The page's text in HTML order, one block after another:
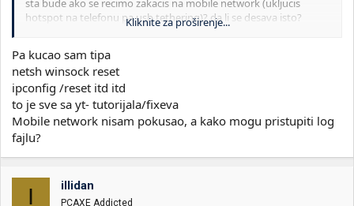
sta bude ako se recimo zakacis na mobile network (ukljucis
hotspot na telefonu pa usb tethering)? da li se desava isto?
pokrenes sta se desava, ima li neki error ili neski info u log fajlu?
Kliknite za proširenje...
Pa kucao sam tipa
netsh winsock reset
ipconfig /reset itd itd
to je sve sa yt- tutorijala/fixeva
Mobile network nisam pokusao, a kako mogu pristupiti log
fajlu?
I illidan
PCAXE Addicted